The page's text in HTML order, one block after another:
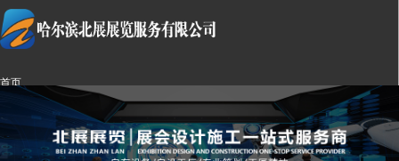
首页
设计案例
新闻中心